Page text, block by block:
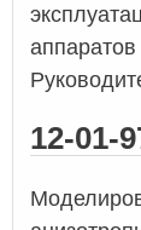
12-01-